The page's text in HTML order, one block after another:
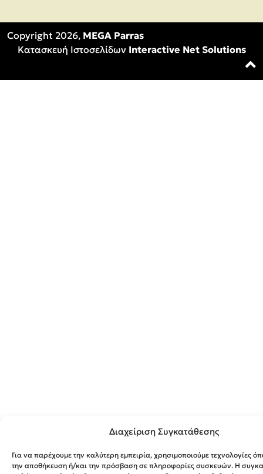
Διαχείριση Συγκατάθεσης
Για να παρέχουμε την καλύτερη εμπειρία, χρησιμοποιούμε τεχνολογίες
την αποθήκευση ή/και την πρόσβαση σε πληροφορίες συσκευών. Η
Copyright 2026, MEGA Parras
Κατασκευή Ιστοσελίδων Interactive Net Solutions